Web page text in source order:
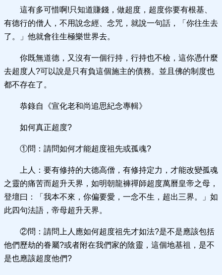
這有多可惜啊!只知道賺錢，做超度，超度你要有根基、
有德行的僧人，不用說念經、念咒，就說一句話，「你往生去
了。」他就會往生極樂世界去。
你既無道德，又沒有一個行持，行持也不檢，這你憑什麼
去超度人?可以說是只有負這個施主的債務。並且佛的制度也
都不存在了。
恭錄自《宣化老和尚追思紀念專輯》
如何真正超度?
①問：請問如何才能超度祖先或孤魂?
上人：要有修持的大德高僧，有修持定力，才能改變孤魂
之靈的痛苦而超升天界，如明朝龍褲禪師超度萬曆皇帝之母，
登壇曰：「我本不來，你偏要愛，一念不生，超出三界。」如
此四句法語，帝母超升天界。
②問：請問上人應如何超度祖先才如法?是不是應該包括
他們歷劫的眷屬?或者附在我們家的陰靈，這個地基祖，是不
是也應該超度他們?